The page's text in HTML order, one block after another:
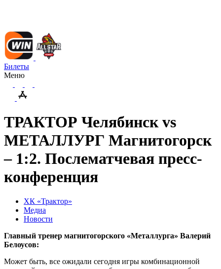
Билеты
Меню
ТРАКТОР Челябинск vs
МЕТАЛЛУРГ Магнитогорск
– 1:2. Послематчевая пресс-
конференция
ХК «Трактор»
Медиа
Новости
Главный тренер магнитогорского «Металлурга» Валерий
Белоусов:
Может быть, все ожидали сегодня игры комбинационной